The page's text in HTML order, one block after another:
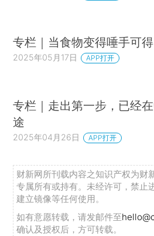
专栏｜当食物变得唾手可得
2025年05月17日 APP打开
专栏｜走出第一步，已经
途
2025年04月26日 APP打开
财新网所刊载内容之知识产权为财
专属所有或持有。未经许可，禁止
建立镜像等任何使用。
如有意愿转载，请发邮件至
确认及授权后，方可转载。